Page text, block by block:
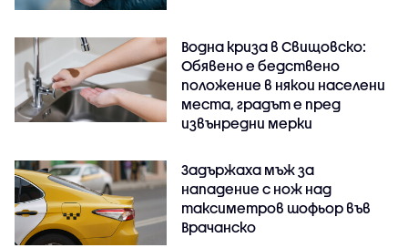
Водна криза в Свищовско:
Обявено е бедствено
положение в някои населени
места, градът е пред
извънредни мерки
Задържаха мъж за
нападение с нож над
таксиметров шофьор във
Врачанско